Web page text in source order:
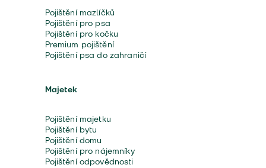
Pojištění mazlíčků
Pojištění pro psa
Pojištění pro kočku
Premium pojištění
Pojištění psa do zahraničí
Majetek
Pojištění majetku
Pojištění bytu
Pojištění domu
Pojištění pro nájemníky
Pojištění odpovědnosti